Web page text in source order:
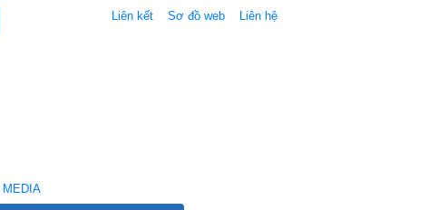
Liên kết Sơ đồ web Liên hệ
MEDIA